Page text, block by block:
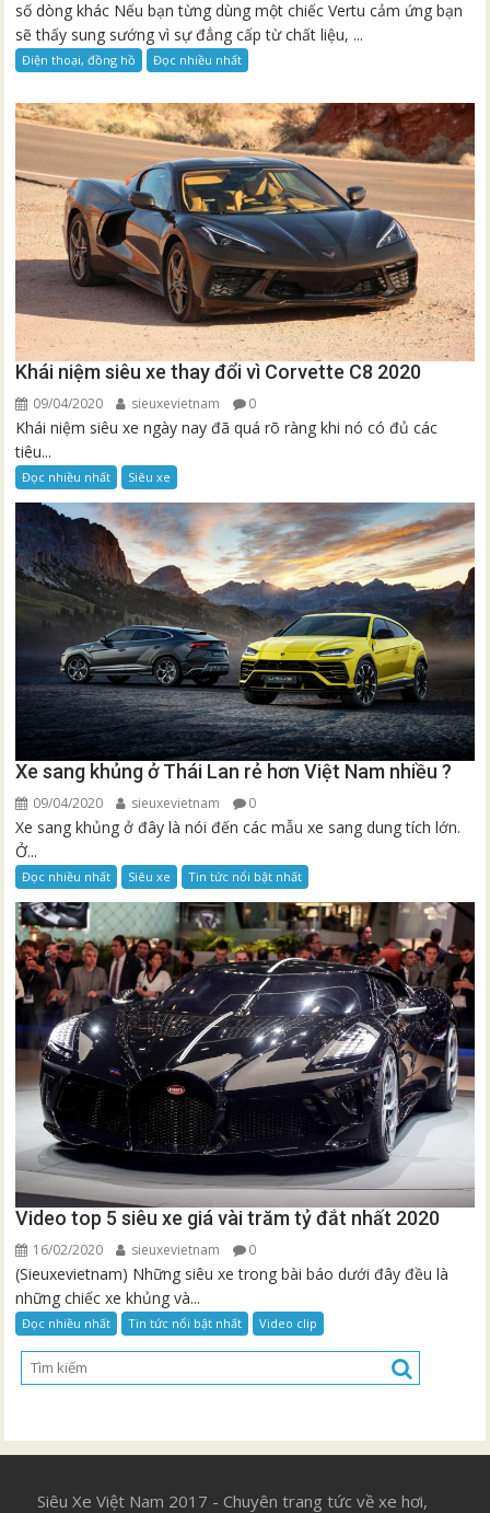
số dòng khác Nếu bạn từng dùng một chiếc Vertu cảm ứng bạn
sẽ thấy sung sướng vì sự đẳng cấp từ chất liệu, ...
Điện thoại, đồng hồ Đọc nhiều nhất
Khái niệm siêu xe thay đổi vì Corvette C8 2020
09/04/2020 sieuxevietnam 0
Khái niệm siêu xe ngày nay đã quá rõ ràng khi nó có đủ các
tiêu...
Đọc nhiều nhất Siêu xe
Xe sang khủng ở Thái Lan rẻ hơn Việt Nam nhiều ?
09/04/2020 sieuxevietnam 0
Xe sang khủng ở đây là nói đến các mẫu xe sang dung tích lớn.
Ở...
Đọc nhiều nhất Siêu xe Tin tức nổi bật nhất
Video top 5 siêu xe giá vài trăm tỷ đắt nhất 2020
16/02/2020 sieuxevietnam 0
(Sieuxevietnam) Những siêu xe trong bài báo dưới đây đều là
những chiếc xe khủng và...
Đọc nhiều nhất Tin tức nổi bật nhất Video clip
Siêu Xe Việt Nam 2017 - Chuyên trang tức về xe hơi,